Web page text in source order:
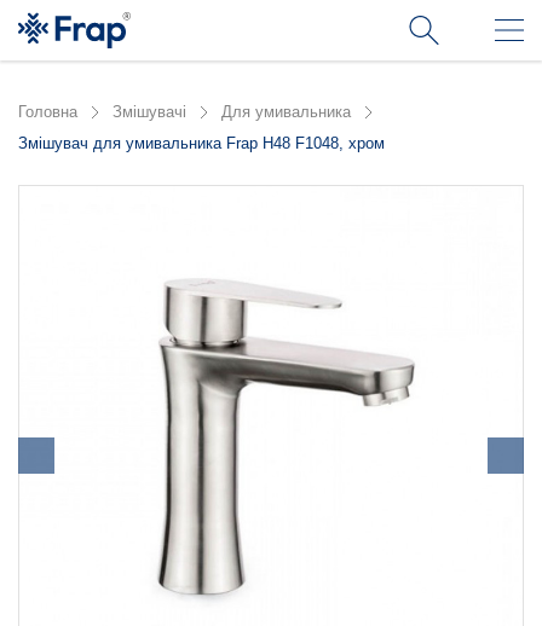
Головна Змішувачі
Для умивальника
Змішувач для умивальника Frap H48 F1048, хром